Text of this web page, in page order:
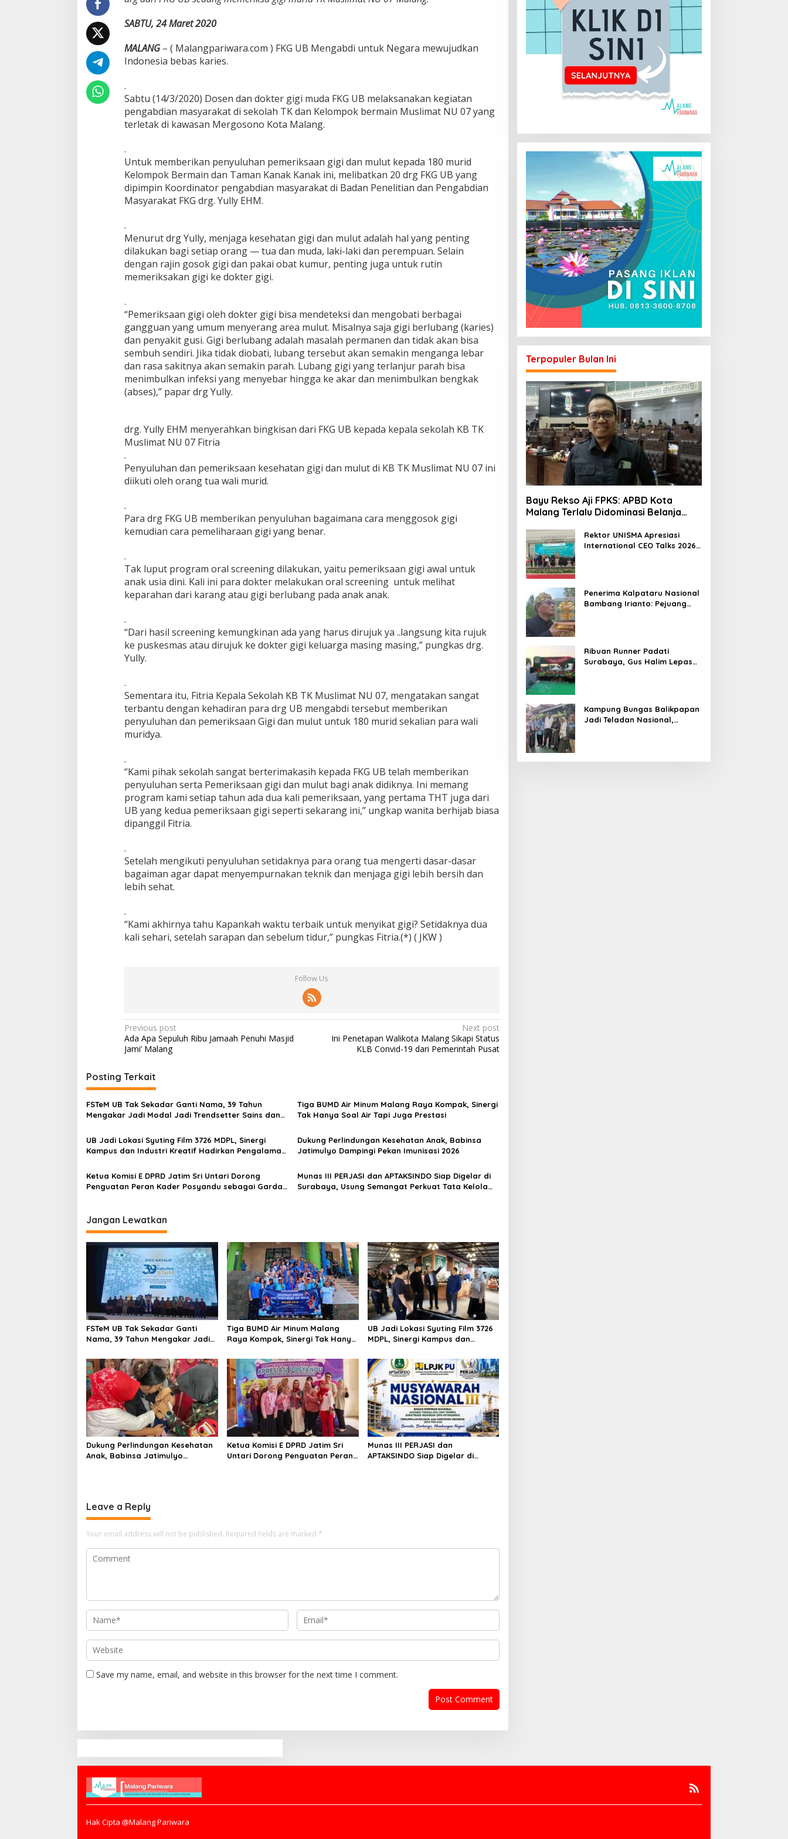
r
G
g
i
a
F
K
B
a
k
s
o
i
K
B
d
a
K
M
u
s
l
i
m
a
t
0
7
l
a
SABTU, 24 Maret 2020
MALANG– ( Malangpariwara.com ) FKG UB Mengabdi untuk Negara mewujudkan
Indonesia bebas karies.
.
Sabtu (14/3/2020) Dosen dan dokter gigi muda FKG UB melaksanakan kegiatan
pengabdian masyarakat di sekolah TK dan Kelompok bermain Muslimat NU 07 yang
terletak di kawasan Mergosono Kota Malang.
.
Untuk memberikan penyuluhan pemeriksaan gigi dan mulut kepada 180 murid
Kelompok Bermain dan Taman Kanak Kanak ini, melibatkan 20 drg FKG UB yang
dipimpin Koordinator pengabdian masyarakat di Badan Penelitian dan Pengabdian
Masyarakat FKG drg. Yully EHM.
.
Menurut drg Yully, menjaga kesehatan gigi dan mulut adalah hal yang penting
dilakukan bagi setiap orang — tua dan muda, laki-laki dan perempuan. Selain
dengan rajin gosok gigi dan pakai obat kumur, penting juga untuk rutin
memeriksakan gigi ke dokter gigi.
.
“Pemeriksaan gigi oleh dokter gigi bisa mendeteksi dan mengobati berbagai
gangguan yang umum menyerang area mulut. Misalnya saja gigi berlubang (karies)
dan penyakit gusi. Gigi berlubang adalah masalah permanen dan tidak akan bisa
sembuh sendiri. Jika tidak diobati, lubang tersebut akan semakin menganga lebar
dan rasa sakitnya akan semakin parah. Lubang gigi yang terlanjur parah bisa
menimbulkan infeksi yang menyebar hingga ke akar dan menimbulkan bengkak
(abses),” papar drg Yully.
drg. Yully EHM menyerahkan bingkisan dari FKG UB kepada kepala sekolah KB TK
Muslimat NU 07 Fitria
.
Penyuluhan dan pemeriksaan kesehatan gigi dan mulut di KB TK Muslimat NU 07 ini
diikuti oleh orang tua wali murid.
.
Para drg FKG UB memberikan penyuluhan bagaimana cara menggosok gigi
kemudian cara pemeliharaan gigi yang benar.
.
Tak luput program oral screening dilakukan, yaitu pemeriksaan gigi awal untuk
anak usia dini. Kali ini para dokter melakukan oral screening untuk melihat
keparahan dari karang atau gigi berlubang pada anak anak.
.
“Dari hasil screening kemungkinan ada yang harus dirujuk ya ..langsung kita rujuk
ke puskesmas atau dirujuk ke dokter gigi keluarga masing masing,” pungkas drg.
Yully.
.
Sementara itu, Fitria Kepala Sekolah KB TK Muslimat NU 07, mengatakan sangat
terbantu dengan kehadiran para drg UB mengabdi tersebut memberikan
penyuluhan dan pemeriksaan Gigi dan mulut untuk 180 murid sekalian para wali
muridya.
.
“Kami pihak sekolah sangat berterimakasih kepada FKG UB telah memberikan
penyuluhan serta Pemeriksaan gigi dan mulut bagi anak didiknya. Ini memang
program kami setiap tahun ada dua kali pemeriksaan, yang pertama THT juga dari
UB yang kedua pemeriksaan gigi seperti sekarang ini,” ungkap wanita berhijab biasa
dipanggil Fitria.
.
Setelah mengikuti penyuluhan setidaknya para orang tua mengerti dasar-dasar
bagaiman agar dapat menyempurnakan teknik dan menjaga gigi lebih bersih dan
lebih sehat.
.
“Kami akhirnya tahu Kapankah waktu terbaik untuk menyikat gigi? Setidaknya dua
kali sehari, setelah sarapan dan sebelum tidur,” pungkas Fitria.(*) ( JKW )
Follow Us
P
o
t
n
a
i
a
t
o
n
Previous post
Ada Apa Sepuluh Ribu Jamaah Penuhi Masjid
Jami’ Malang
Next post
Ini Penetapan Walikota Malang Sikapi Status
KLB Convid-19 dari Pemerintah Pusat
Posting Terkait
FSTeM UB Tak Sekadar Ganti Nama, 39 Tahun
Mengakar Jadi Modal Jadi Trendsetter Sains dan
Tiga BUMD Air Minum Malang Raya Kompak, Sinergi
Tak Hanya Soal Air Tapi Juga Prestasi
UB Jadi Lokasi Syuting Film 3726 MDPL, Sinergi
Kampus dan Industri Kreatif Hadirkan Pengalaman
Dukung Perlindungan Kesehatan Anak, Babinsa
Jatimulyo Dampingi Pekan Imunisasi 2026
Ketua Komisi E DPRD Jatim Sri Untari Dorong
Penguatan Peran Kader Posyandu sebagai Garda
Munas III PERJASI dan APTAKSINDO Siap Digelar di
Surabaya, Usung Semangat Perkuat Tata Kelola
Jangan Lewatkan
FSTeM UB Tak Sekadar Ganti
Nama, 39 Tahun Mengakar Jadi
dan Teknologi
Tiga BUMD Air Minum Malang
Raya Kompak, Sinergi Tak Hanya
UB Jadi Lokasi Syuting Film 3726
MDPL, Sinergi Kampus dan
Pengalaman Nyata bagi
Mahasiswa
Dukung Perlindungan Kesehatan
Anak, Babinsa Jatimulyo
Ketua Komisi E DPRD Jatim Sri
Untari Dorong Penguatan Peran
Munas III PERJASI dan
APTAKSINDO Siap Digelar di
Leave a Reply
Your email address will not be published. Required fields are marked *
Save my name, email, and website in this browser for the next time I comment.
Terpopuler Bulan Ini
Bayu Rekso Aji FPKS: APBD Kota
Malang Terlalu Didominasi Belanja
Hasil
Rektor UNISMA Apresiasi
International CEO Talks 2026,
Penerima Kalpataru Nasional
Bambang Irianto: Pejuang
Ribuan Runner Padati
Surabaya, Gus Halim Lepas
Kampung Bungas Balikpapan
Jadi Teladan Nasional,
Berkelanjutan
Hak Cipta @Malang Pariwara